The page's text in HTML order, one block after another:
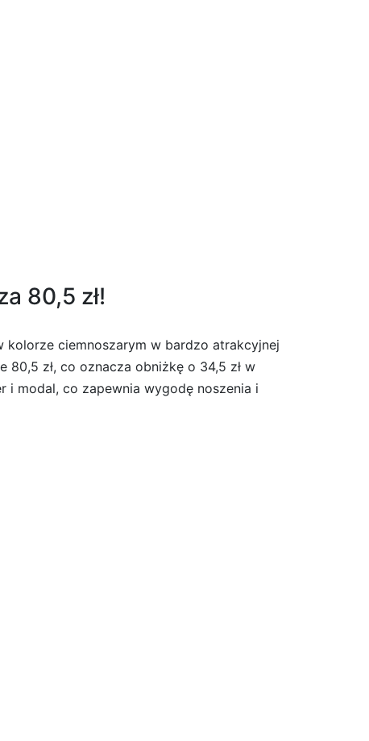
80,5 zł!
ciemnoszarym w bardzo atrakcyjnej
80,5 zł, co oznacza obniżkę o 34,5 zł w
i modal, co zapewnia wygodę noszenia i